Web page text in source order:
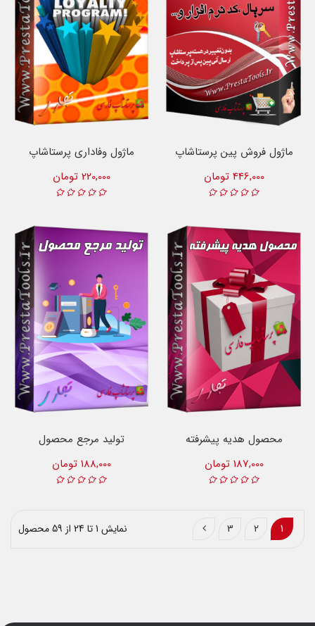
ماژول فروش پین پرستاشاپ
446,000 تومان
ماژول وفاداری پرستاشاپ
220,000 تومان
محصول هدیه پیشرفته
187,000 تومان
تولید مرجع محصول
188,000 تومان
1
2
3 نمایش 1 تا 24 از 59 محصول